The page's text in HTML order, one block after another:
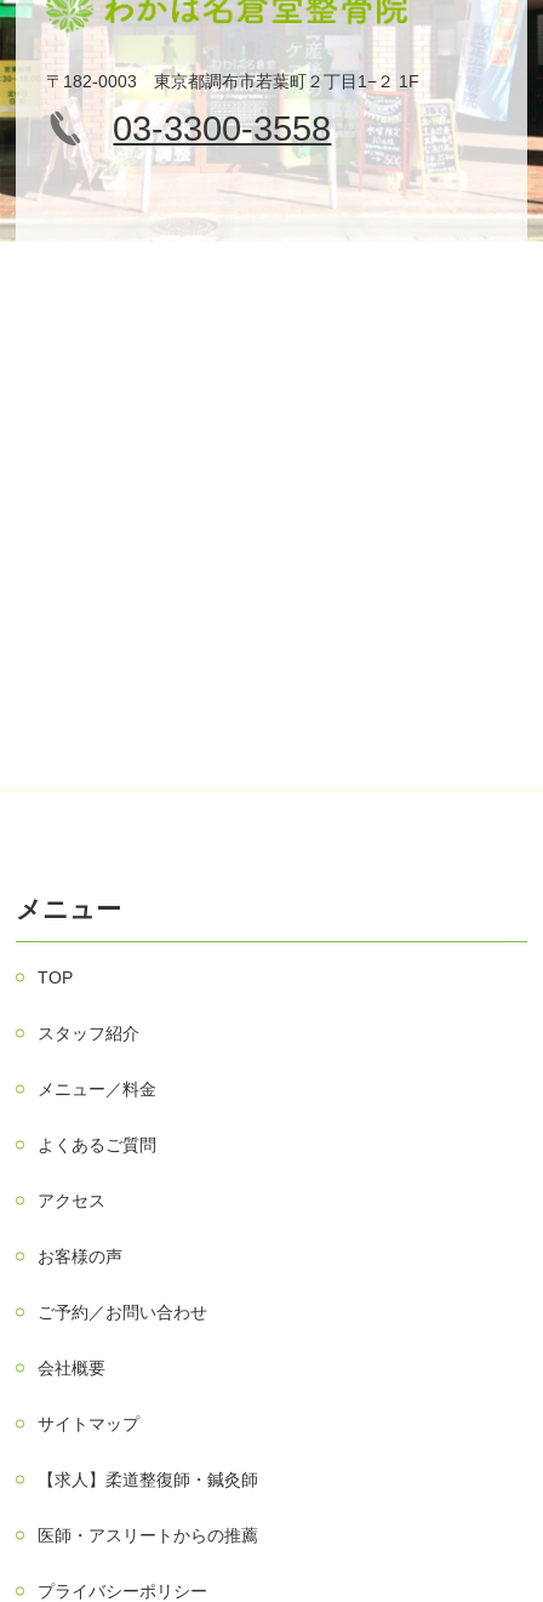
〒182-0003 東京都調布市若葉町２丁目1−２ 1F
03-3300-3558
メニュー
TOP
スタッフ紹介
メニュー／料金
よくあるご質問
アクセス
お客様の声
ご予約／お問い合わせ
会社概要
サイトマップ
【求人】柔道整復師・鍼灸師
医師・アスリートからの推薦
プライバシーポリシー